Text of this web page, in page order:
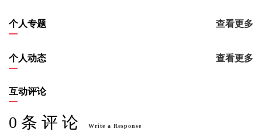
个人专题 查看更多
个人动态 查看更多
互动评论
0 条 评 论 Write a Response